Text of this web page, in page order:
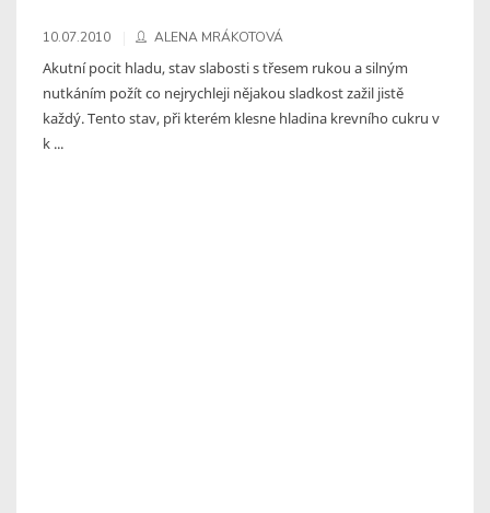
10.07.2010 ALENA MRÁKOTOVÁ
Akutní pocit hladu, stav slabosti s třesem rukou a silným
nutkáním požít co nejrychleji nějakou sladkost zažil jistě
každý. Tento stav, při kterém klesne hladina krevního cukru v
k ...